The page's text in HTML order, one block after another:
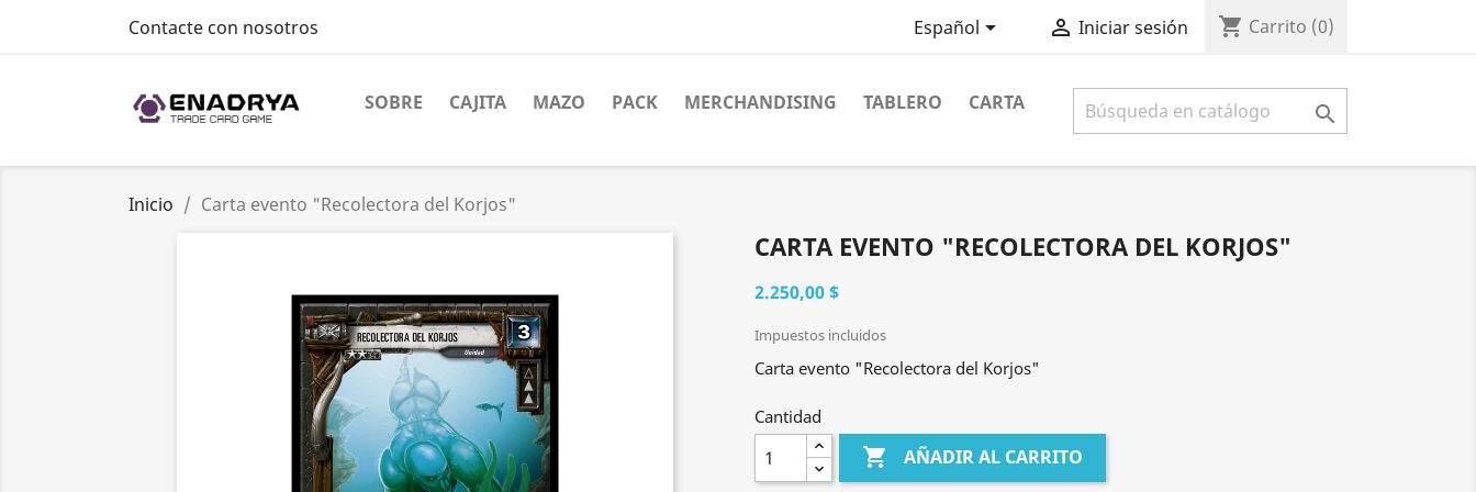
Contacte con nosotros Español  Iniciar sesión shopping_cart Carrito (0)
SOBRE CAJITA MAZO PACK MERCHANDISING TABLERO CARTA 
Inicio Carta evento "Recolectora del Korjos"
CARTA EVENTO "RECOLECTORA DEL KORJOS"
2.250,00 $
Impuestos incluidos
Carta evento "Recolectora del Korjos"
Cantidad
 AÑADIR AL CARRITO